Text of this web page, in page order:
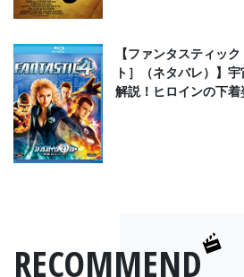
【ファンタスティッ
ト］（ネタバレ）】
解説！ヒロインの下
RECOMMEND